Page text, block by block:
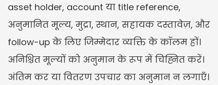
asset holder, account या title reference,
अनुमानित मूल्य, मुद्रा, स्थान, सहायक दस्तावेज़, और
follow-up के लिए जिम्मेदार व्यक्ति के कॉलम हों।
अनिश्चित मूल्यों को अनुमान के रूप में चिह्नित करें।
अंतिम कर या वितरण उपचार का अनुमान न लगाएँ।